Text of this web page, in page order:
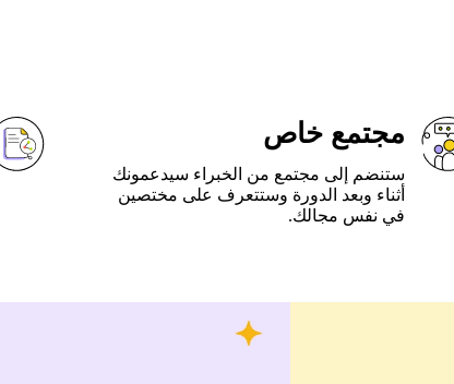
مجتمع خاص
ستنضم إلى مجتمع من الخبراء سيدعمونك
أثناء وبعد الدورة وستتعرف على مختصين
في نفس مجالك.